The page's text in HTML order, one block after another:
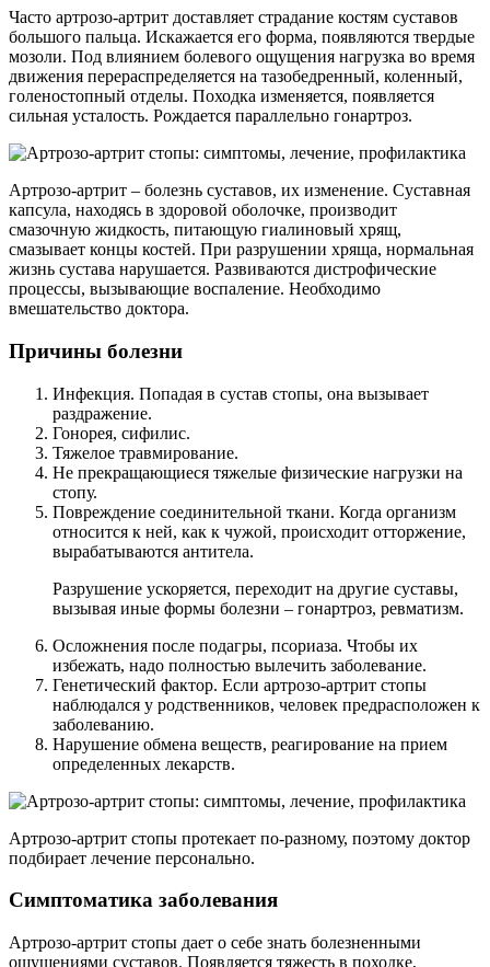
Часто артрозо-артрит доставляет страдание костям суставов
большого пальца. Искажается его форма, появляются твердые
мозоли. Под влиянием болевого ощущения нагрузка во время
движения перераспределяется на тазобедренный, коленный,
голеностопный отделы. Походка изменяется, появляется
сильная усталость. Рождается параллельно гонартроз.
Артрозо-артрит – болезнь суставов, их изменение. Суставная
капсула, находясь в здоровой оболочке, производит
смазочную жидкость, питающую гиалиновый хрящ,
смазывает концы костей. При разрушении хряща, нормальная
жизнь сустава нарушается. Развиваются дистрофические
процессы, вызывающие воспаление. Необходимо
вмешательство доктора.
Причины болезни
Инфекция. Попадая в сустав стопы, она вызывает
раздражение.
Гонорея, сифилис.
Тяжелое травмирование.
Не прекращающиеся тяжелые физические нагрузки на
стопу.
Повреждение соединительной ткани. Когда организм
относится к ней, как к чужой, происходит отторжение,
вырабатываются антитела.
Разрушение ускоряется, переходит на другие суставы,
вызывая иные формы болезни – гонартроз, ревматизм.
Осложнения после подагры, псориаза. Чтобы их
избежать, надо полностью вылечить заболевание.
Генетический фактор. Если артрозо-артрит стопы
наблюдался у родственников, человек предрасположен к
заболеванию.
Нарушение обмена веществ, реагирование на прием
определенных лекарств.
Артрозо-артрит стопы протекает по-разному, поэтому доктор
подбирает лечение персонально.
Симптоматика заболевания
Артрозо-артрит стопы дает о себе знать болезненными
ощущениями суставов. Появляется тяжесть в походке,